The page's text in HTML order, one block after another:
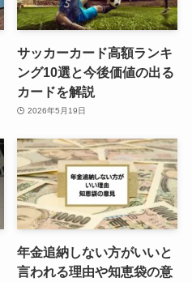
サッカーカード高額ランキ
ング10選と今後価値の出る
カードを解説
2026年5月19日
年金追納しない方がいいと
言われる理由や知恵袋の意